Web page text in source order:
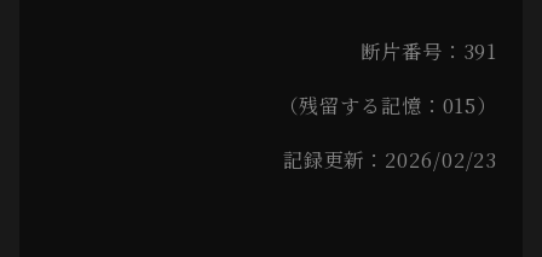
断片番号：391
（残留する記憶：015）
記録更新：2026/02/23